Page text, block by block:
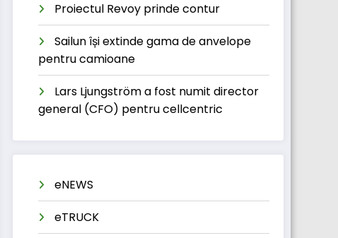
Proiectul Revoy prinde contur
Sailun își extinde gama de anvelope
pentru camioane
Lars Ljungström a fost numit director
general (CFO) pentru cellcentric
eNEWS
eTRUCK